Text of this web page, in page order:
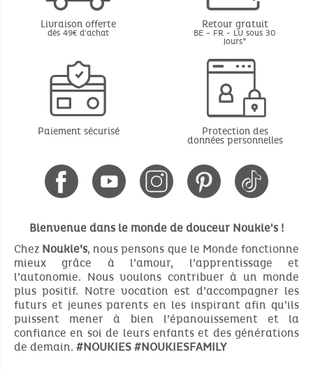
Livraison offerte
dès 49€ d'achat
Retour gratuit
BE - FR - LU sous 30
jours*
Paiement sécurisé Protection des
données personnelles
Bienvenue dans le monde de douceur Noukie's !
Chez Noukie’s, nous pensons que le Monde fonctionne
mieux grâce à l’amour, l’apprentissage et
l’autonomie. Nous voulons contribuer à un monde
plus positif. Notre vocation est d’accompagner les
futurs et jeunes parents en les inspirant afin qu’ils
puissent mener à bien l’épanouissement et la
confiance en soi de leurs enfants et des générations
de demain. #NOUKIES #NOUKIESFAMILY